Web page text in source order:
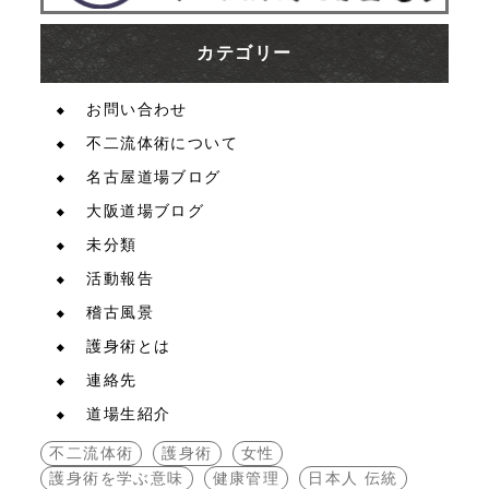
カテゴリー
お問い合わせ
不二流体術について
名古屋道場ブログ
大阪道場ブログ
未分類
活動報告
稽古風景
護身術とは
連絡先
道場生紹介
不二流体術 護身術
女性
護身術を学ぶ意味
健康管理
日本人 伝統